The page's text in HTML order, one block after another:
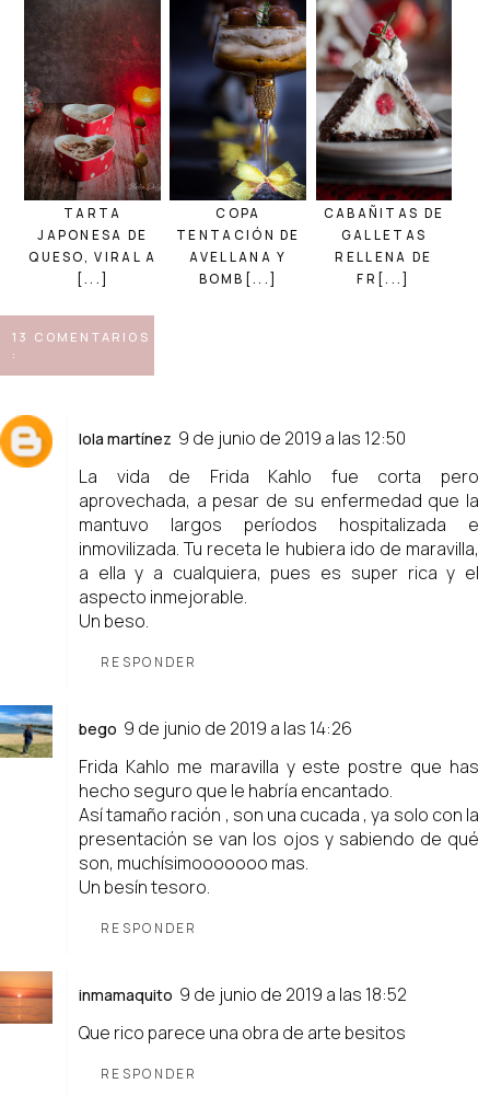
TARTA
JAPONESA DE
QUESO, VIRAL A
[...]
COPA
TENTACIÓN DE
AVELLANA Y
BOMB[...]
CABAÑITAS DE
GALLETAS
RELLENA DE
FR[...]
13 COMENTARIOS
:
lola martínez 9 de junio de 2019 a las 12:50
La vida de Frida Kahlo fue corta pero
aprovechada, a pesar de su enfermedad que la
mantuvo largos períodos hospitalizada e
inmovilizada. Tu receta le hubiera ido de maravilla,
a ella y a cualquiera, pues es super rica y el
aspecto inmejorable.
Un beso.
RESPONDER
bego 9 de junio de 2019 a las 14:26
Frida Kahlo me maravilla y este postre que has
hecho seguro que le habría encantado.
Así tamaño ración , son una cucada , ya solo con la
presentación se van los ojos y sabiendo de qué
son, muchísimooooooo mas.
Un besín tesoro.
RESPONDER
inmamaquito 9 de junio de 2019 a las 18:52
Que rico parece una obra de arte besitos
RESPONDER